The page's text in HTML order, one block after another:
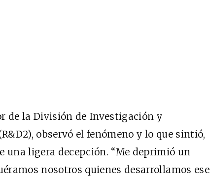
de la División de Investigación y
observó el fenómeno y lo que sintió,
una ligera decepción. “Me deprimió un
nosotros quienes desarrollamos ese